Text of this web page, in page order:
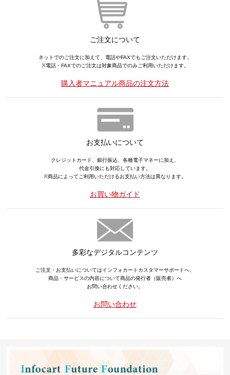
ご注文について
ネットでのご注文に加えて、電話やFAXでもご注文いただけます。
※電話・FAXでのご注文は対象商品でのみご利用いただけます。
購入者マニュアル商品の注文方法
お支払いについて
クレジットカード、銀行振込、各種電子マネーに加え、
代金引換にも対応しています。
※商品によってご利用いただけるお支払い方法は異なります。
お買い物ガイド
多彩なデジタルコンテンツ
ご注文・お支払いについてはインフォカートカスタマーサポートへ、
商品・サービスの内容について商品の発行者（販売者）へ
お問い合わせください。
お問い合わせ